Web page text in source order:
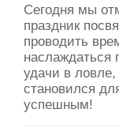
Сегодня мы
праздник
проводить
удачи в
становился
успешным!